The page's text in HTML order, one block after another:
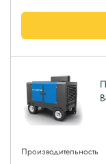
Производительность